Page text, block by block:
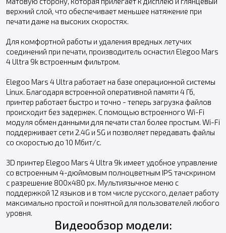
верхний слой, что обеспечивает меньшее натяжение при
печати даже на высоких скоростях.
Для комфортной работы и удаления вредных летучих
соединений при печати, производитель оснастил Elegoo Mars
4 Ultra 9k встроенным фильтром.
Elegoo Mars 4 Ultra работает на базе операционной системы
Linux. Благодаря встроенной оперативной памяти 4 Гб,
принтер работает быстро и точно - теперь загрузка файлов
происходит без задержек. С помощью встроенного Wi-Fi
модуля обмен данными для печати стал более простым. Wi-Fi
поддерживает сети 2.4G и 5G и позволяет передавать файлы
со скоростью до 10 Мбит/с.
3D принтер Elegoo Mars 4 Ultra 9k имеет удобное управление
со встроенным 4-дюймовым полноцветным IPS тачскрином
с разрешение 800х480 px. Мультиязычное меню с
поддержкой 12 языков и в том числе русского, делает работу
максимально простой и понятной для пользователей любого
уровня.
Видеообзор модели: